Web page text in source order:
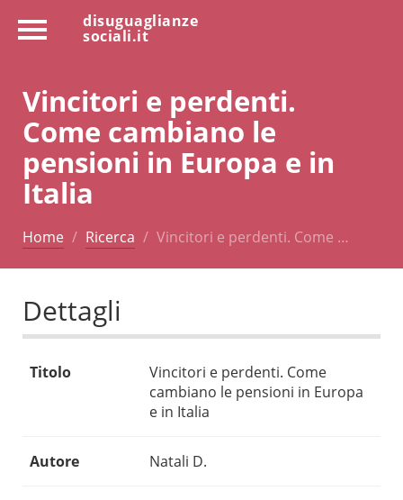
disuguaglianze
sociali.it
Vincitori e perdenti.
Come cambiano le
pensioni in Europa e in
Italia
Home Ricerca Vincitori e perdenti. Come …
Dettagli
Titolo
Vincitori e perdenti. Come
cambiano le pensioni in Europa
e in Italia
Autore Natali D.